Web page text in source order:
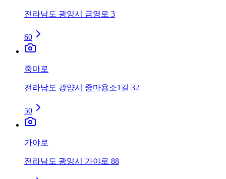
전라남도 광양시 금영로 3
60
중마로
전라남도 광양시 중마용소1길 32
50
가야로
전라남도 광양시 가야로 88